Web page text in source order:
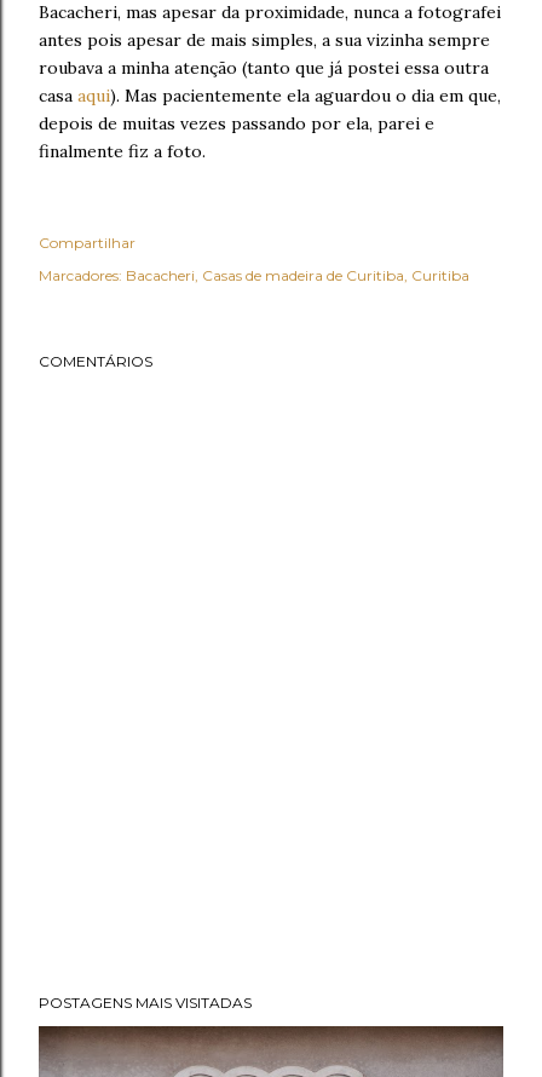
Bacacheri, mas apesar da proximidade, nunca a fotografei
antes pois apesar de mais simples, a sua vizinha sempre
roubava a minha atenção (tanto que já postei essa outra
casa aqui). Mas pacientemente ela aguardou o dia em que,
depois de muitas vezes passando por ela, parei e
finalmente fiz a foto.
Compartilhar
Marcadores: Bacacheri Casas de madeira de Curitiba Curitiba
COMENTÁRIOS
POSTAGENS MAIS VISITADAS